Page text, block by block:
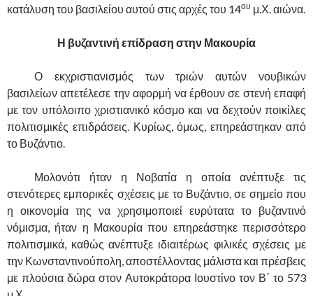
κατάλυση του βασιλείου αυτού στις αρχές του 14ου μ.Χ. αιώνα.
Η βυζαντινή επίδραση στην Μακουρία
Ο εκχριστιανισμός των τριών αυτών νουβικών
βασιλείων απετέλεσε την αφορμή να έρθουν σε στενή επαφή
με τον υπόλοιπο χριστιανικό κόσμο και να δεχτούν ποικίλες
πολιτισμικές επιδράσεις. Κυρίως, όμως, επηρεάστηκαν από
το Βυζάντιο.
Μολονότι ήταν η Νοβατία η οποία ανέπτυξε τις
στενότερες εμπορικές σχέσεις με το Βυζάντιο, σε σημείο που
η οικονομία της να χρησιμοποιεί ευρύτατα το βυζαντινό
νόμισμα, ήταν η Μακουρία που επηρεάστηκε περισσότερο
πολιτισμικά, καθώς ανέπτυξε ιδιαιτέρως φιλικές σχέσεις με
την Κωνσταντινούπολη, αποστέλλοντας μάλιστα και πρέσβεις
με πλούσια δώρα στον Αυτοκράτορα Ιουστίνο τον Β΄ το 573